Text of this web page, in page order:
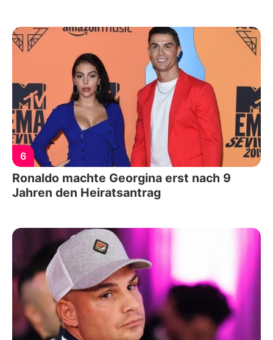
6
Ronaldo machte Georgina erst nach 9
Jahren den Heiratsantrag